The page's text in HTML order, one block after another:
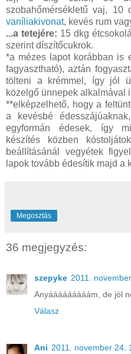
szobahőmérsékletű vaj, 10
vaníliakivonat, kevés rum
...a tetejére: 15 dkg
szerint díszítőcukrok.
*a mézes lapot korábban is
fagyasztható), aztán
tölteni a krémmel, így jól
közelgő ünnepek alkalmával
**elképzelhető, hogy a
a kevésbé
egyformán édesek, így
készítés közben
beállításánál vegyétek
lapok tovább édesítik majd a
Megosztás
36 megjegyzés:
szepyke 2011.
Anyááááááááám, de jól
Válasz
Ani 2011. november 24.